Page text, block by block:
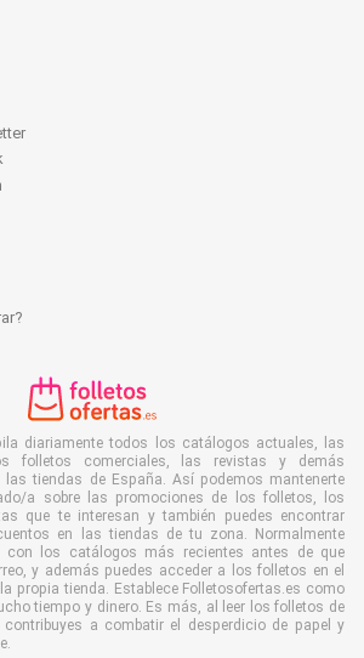
diariamente todos los catálogos actuales, las
folletos comerciales, las revistas y demás
tiendas de España. Así podemos mantenerte
a sobre las promociones de los folletos, los
que te interesan y también puedes encontrar
en las tiendas de tu zona. Normalmente
con los catálogos más recientes antes de que
y además puedes acceder a los folletos en el
propia tienda. Establece Folletosofertas.es como
tiempo y dinero. Es más, al leer los folletos de
a combatir el desperdicio de papel y